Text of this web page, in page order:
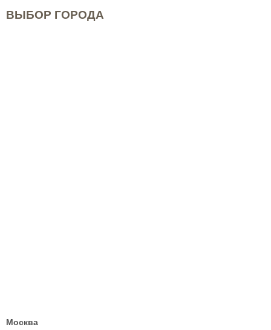
ВЫБОР ГОРОДА
Москва